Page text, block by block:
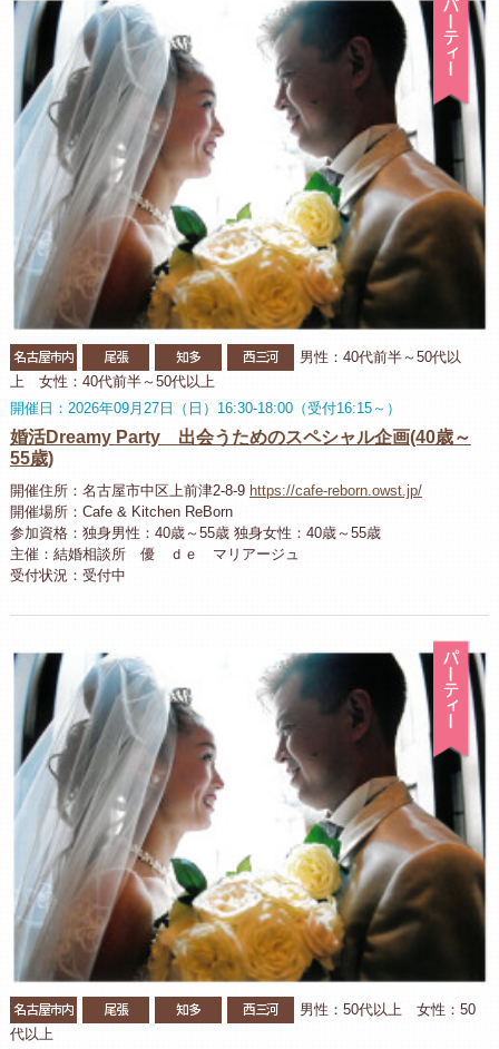
名古屋市内 尾張 知多 西三河
男性：40代前半～50代以
上 女性：40代前半～50代以上
開催日：2026年09月27日（日）16:30-18:00（受付16:15～）
婚活Dreamy Party 出会うためのスペシャル企画(40歳～
55歳)
開催住所：名古屋市中区上前津2-8-9 https://cafe-reborn.owst.jp/
開催場所：Cafe & Kitchen ReBorn
参加資格：独身男性：40歳～55歳 独身女性：40歳～55歳
主催：結婚相談所 優 ｄｅ マリアージュ
受付状況：受付中
名古屋市内 尾張 知多 西三河
男性：50代以上 女性：50
代以上